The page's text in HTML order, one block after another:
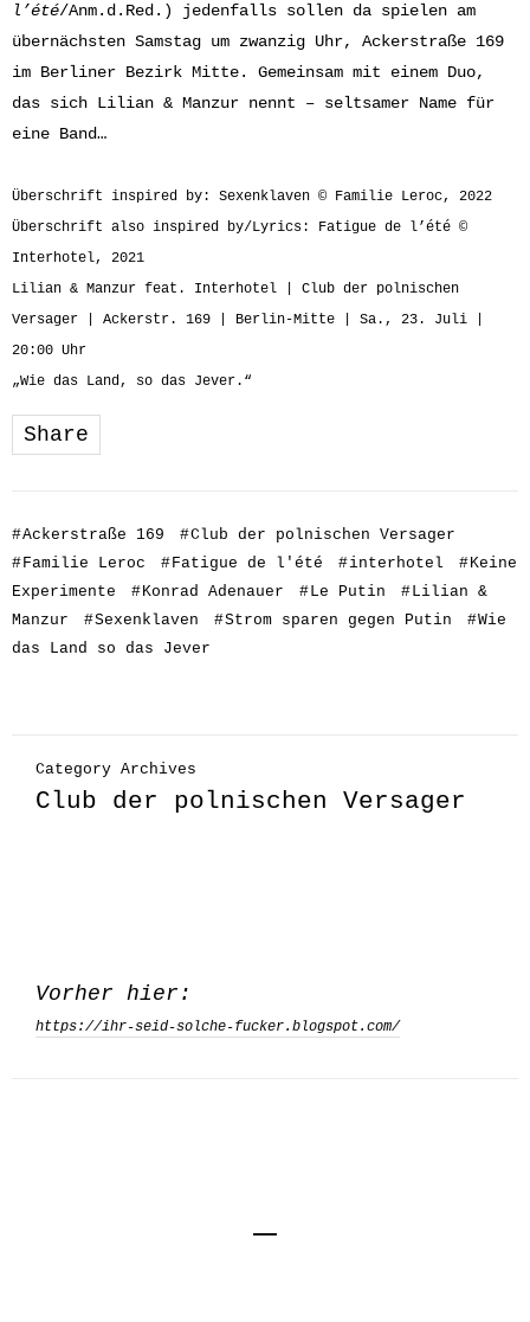
l’été/Anm.d.Red.) jedenfalls sollen da spielen am
übernächsten Samstag um zwanzig Uhr, Ackerstraße 169
im Berliner Bezirk Mitte. Gemeinsam mit einem Duo,
das sich Lilian & Manzur nennt – seltsamer Name für
eine Band…
Überschrift inspired by: Sexenklaven © Familie Leroc, 2022
Überschrift also inspired by/Lyrics: Fatigue de l’été ©
Interhotel, 2021
Lilian & Manzur feat. Interhotel | Club der polnischen
Versager | Ackerstr. 169 | Berlin-Mitte | Sa., 23. Juli |
20:00 Uhr
„Wie das Land, so das Jever.“
Share
#Ackerstraße 169 #Club der polnischen Versager
#Familie Leroc #Fatigue de l'été #interhotel #Keine
Experimente
#Konrad Adenauer #Le Putin #Lilian &
Manzur
#Sexenklaven #Strom sparen gegen Putin #Wie
das Land so das Jever
Category Archives
Club der polnischen Versager
Vorher hier:
https://ihr-seid-solche-fucker.blogspot.com/